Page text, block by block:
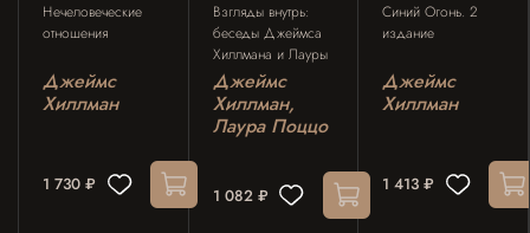
Нечеловеческие
отношения
Джеймс
Хиллман
1 730 ₽
Взгляды внутрь:
беседы Джеймса
Хиллмана и Лауры
Поццо
Джеймс
Хиллман,
Лаура Поццо
1 082 ₽
Синий Огонь. 2
издание
Джеймс
Хиллман
1 413 ₽